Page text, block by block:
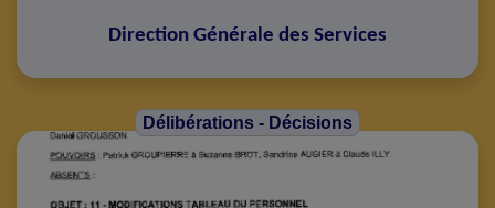
Direction Générale des Services
Délibérations - Décisions